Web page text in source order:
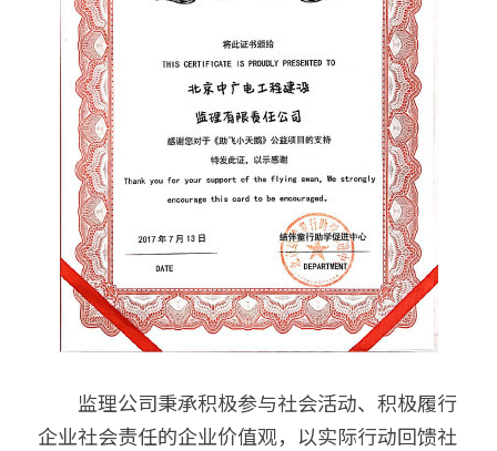
监理公司秉承积极参与社会活动、积极履行
企业社会责任的企业价值观，以实际行动回馈社